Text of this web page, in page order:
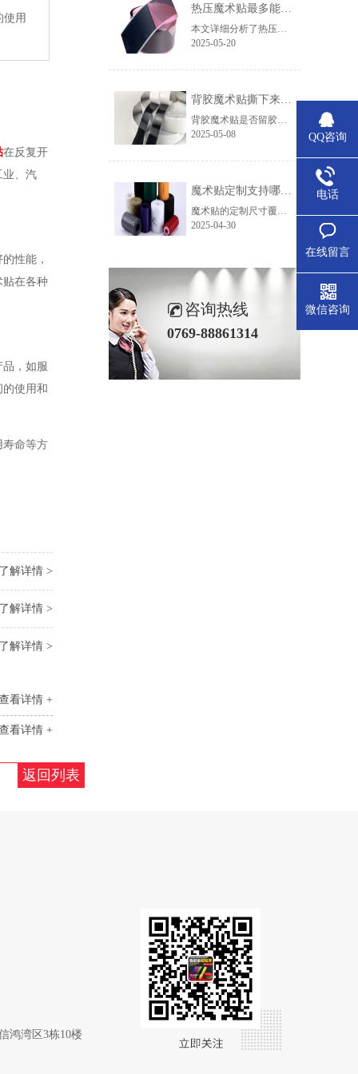
使用
在反复开
业、汽
性能，
在各种
，如服
使用和
寿命等方
解详情 >
解详情 >
解详情 >
看详情 +
看详情 +
返回列表
热压魔术贴最多能耐多少次机洗，能适应哪些极端环境？
本文详细分析了热压魔术贴的耐机洗次数及在高温、低温、高湿、化学腐蚀等极端环境下的性能表现，提供了选购建议和维护注意事项，助力用户根据实际需求选择合适的产品。
2025-05-20
背胶魔术贴撕下来的时候会留胶吗？
背胶魔术贴是否留胶取决于胶水类型、使用时长、表面材质和撕除方式。选对胶水（如硅胶款）+正确操作，基本能实现“无痕撕除”。若担心留胶，可先在隐蔽处测试，或选择带“可移除背胶”标识的产品。
2025-05-08
魔术贴定制支持哪些尺寸，不同行业如何选择合适规格？
魔术贴的定制尺寸覆盖5mm至180mm宽度和任意长度，并支持异形切割和特殊材质。具体选择需结合应用场景、负荷需求及供应商能力。建议直接联系厂家提供详细参数，以获取精准报价和交货周期。
2025-04-30
咨询热线
0769-88861314
鸿湾区3栋10楼
QQ咨询
电话
在线留言
微信咨询